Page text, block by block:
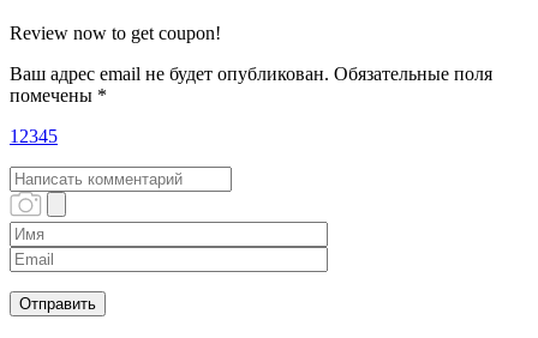
Review now to get coupon!
Ваш адрес email не будет опубликован. Обязательные поля
помечены *
12345